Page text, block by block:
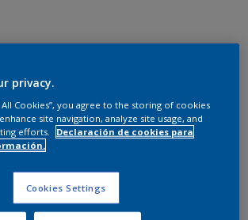
Cambiar de color
Calculadora de pintura
privacy.
All Cookies”, you agree to the storing of cookies
site navigation, analyze site usage, and
efforts.
Declaración de cookies para
Cookies Settings